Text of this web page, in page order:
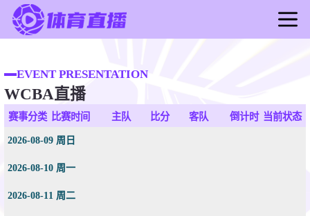
足球直播
篮球直播
足球录像
篮球新闻
EVENT PRESENTATION
WCBA直播
赛事分类 比赛时间 主队 比分 客队 倒计时 当前状态
2026-08-09 周日
2026-08-10 周一
2026-08-11 周二